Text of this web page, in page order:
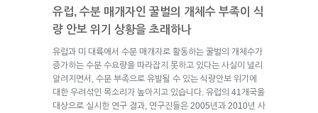
유럽, 수분 매개자인 꿀벌의 개체수 부족이 식
량 안보 위기 상황을 초래하나
유럽과 미 대륙에서 수분 매개자로 활동하는 꿀벌의 개체수가
증가하는 수분 수요량을 따라잡지 못하고 있다는 사실이 널리
알려지면서, 수분 부족으로 유발될 수 있는 식량안보 위기에
대한 우려섞인 목소리가 높아지고 있습니다. 유럽의 41개국을
대상으로 실시한 연구 결과, 연구진들은 2005년과 2010년 사